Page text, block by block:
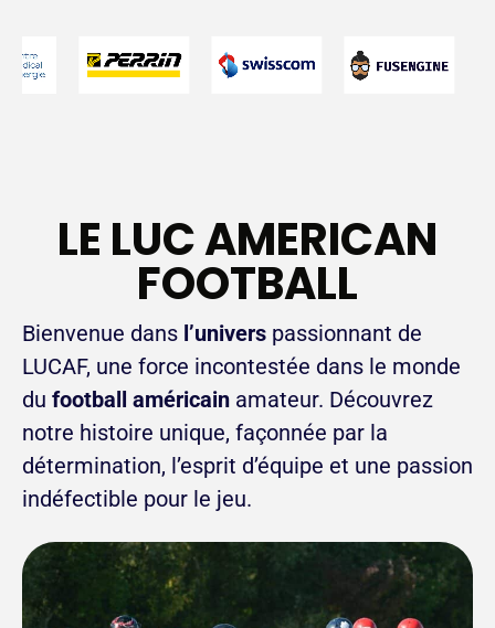
LE LUC AMERICAN
FOOTBALL
Bienvenue dans l’univers passionnant de
LUCAF, une force incontestée dans le monde
du football américain amateur. Découvrez
notre histoire unique, façonnée par la
détermination, l’esprit d’équipe et une passion
indéfectible pour le jeu.